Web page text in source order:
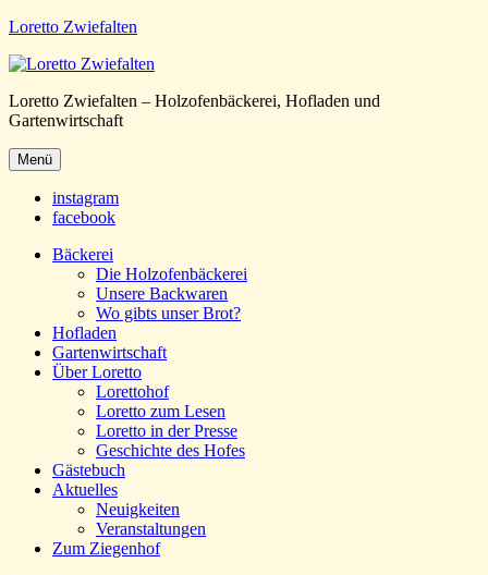
Loretto Zwiefalten
Loretto Zwiefalten – Holzofenbäckerei, Hofladen und
Gartenwirtschaft
Menü
instagram
facebook
Bäckerei
Die Holzofenbäckerei
Unsere Backwaren
Wo gibts unser Brot?
Hofladen
Gartenwirtschaft
Über Loretto
Lorettohof
Loretto zum Lesen
Loretto in der Presse
Geschichte des Hofes
Gästebuch
Aktuelles
Neuigkeiten
Veranstaltungen
Zum Ziegenhof